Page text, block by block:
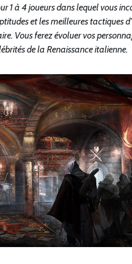
1 à 4 joueurs dans lequel vous
et les meilleures tactiques
Vous ferez évoluer vos
de la Renaissance italienne.